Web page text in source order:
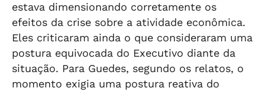
estava dimensionando corretamente os
efeitos da crise sobre a atividade econômica.
Eles criticaram ainda o que consideraram uma
postura equivocada do Executivo diante da
situação. Para Guedes, segundo os relatos, o
momento exigia uma postura reativa do